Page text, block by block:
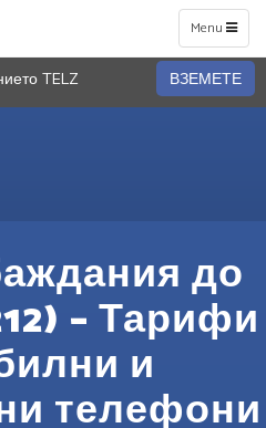
Toggle
navigation
Menu
TELZ ВЗЕМЕТЕ
до
– Тарифи
и
телефони